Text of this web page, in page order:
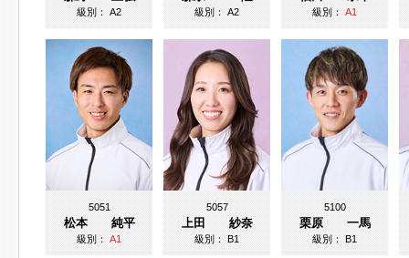
級別：A2 級別：A2 級別：A1
5051
松本 純平
級別：A1
5057
上田 紗奈
級別：B1
5100
栗原 一馬
級別：B1